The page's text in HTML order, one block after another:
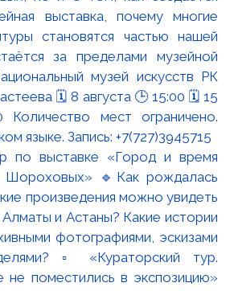
по выставке «Город и время
Шороховых» 🔹Как рождалась
произведения можно увидеть
Алматы и Астаны? Какие истории
фотографиями, эскизами
▫️ «Кураторский тур.
не поместились в экспозицию»